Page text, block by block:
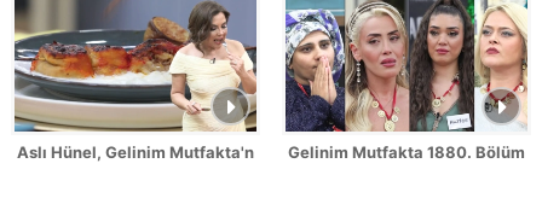
Aslı Hünel, Gelinim Mutfakta'nın 1879. Bölümünde en yüksek
Gelinim Mutfakta 1880. Bölüm